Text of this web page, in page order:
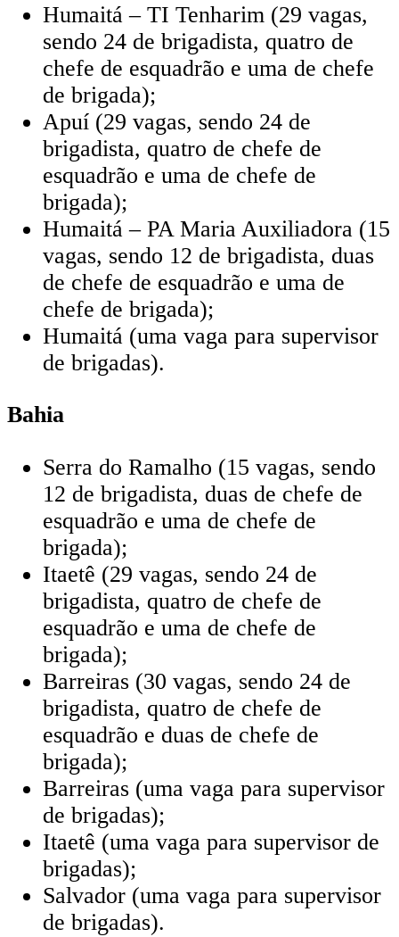
Humaitá – TI Tenharim (29 vagas,
sendo 24 de brigadista, quatro de
chefe de esquadrão e uma de chefe
de brigada);
Apuí (29 vagas, sendo 24 de
brigadista, quatro de chefe de
esquadrão e uma de chefe de
brigada);
Humaitá – PA Maria Auxiliadora (15
vagas, sendo 12 de brigadista, duas
de chefe de esquadrão e uma de
chefe de brigada);
Humaitá (uma vaga para supervisor
de brigadas).
Bahia
Serra do Ramalho (15 vagas, sendo
12 de brigadista, duas de chefe de
esquadrão e uma de chefe de
brigada);
Itaetê (29 vagas, sendo 24 de
brigadista, quatro de chefe de
esquadrão e uma de chefe de
brigada);
Barreiras (30 vagas, sendo 24 de
brigadista, quatro de chefe de
esquadrão e duas de chefe de
brigada);
Barreiras (uma vaga para supervisor
de brigadas);
Itaetê (uma vaga para supervisor de
brigadas);
Salvador (uma vaga para supervisor
de brigadas).